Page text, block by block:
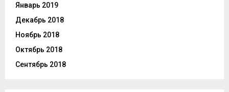
Январь 2019
Декабрь 2018
Ноябрь 2018
Октябрь 2018
Сентябрь 2018